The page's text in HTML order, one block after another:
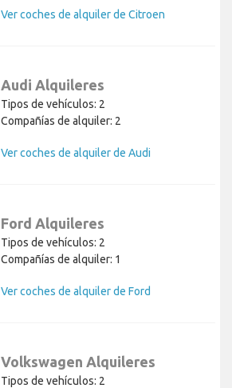
Ver coches de alquiler de Citroen
Audi Alquileres
Tipos de vehículos: 2
Compañías de alquiler: 2
Ver coches de alquiler de Audi
Ford Alquileres
Tipos de vehículos: 2
Compañías de alquiler: 1
Ver coches de alquiler de Ford
Volkswagen Alquileres
Tipos de vehículos: 2